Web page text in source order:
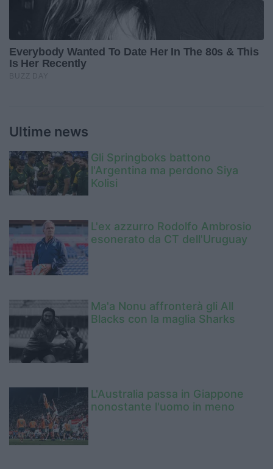
Ultime news
Gli Springboks battono
l'Argentina ma perdono Siya
Kolisi
L'ex azzurro Rodolfo Ambrosio
esonerato da CT dell'Uruguay
Ma'a Nonu affronterà gli All
Blacks con la maglia Sharks
L'Australia passa in Giappone
nonostante l'uomo in meno